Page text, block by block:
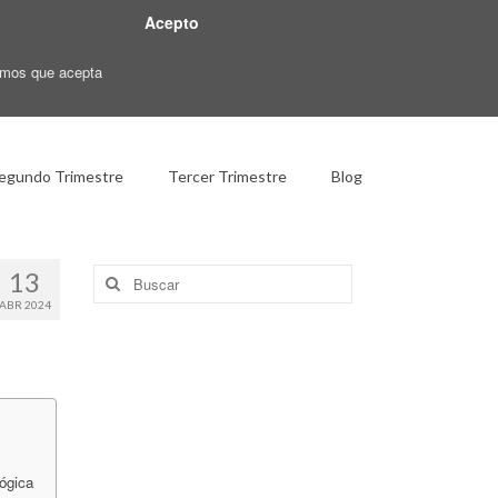
que acepta
Acepto
Trimestre Tercer Trimestre Blog
13
ABR 2024
Buscar
por: